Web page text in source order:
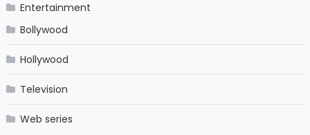
Entertainment
Bollywood
Hollywood
Television
Web series